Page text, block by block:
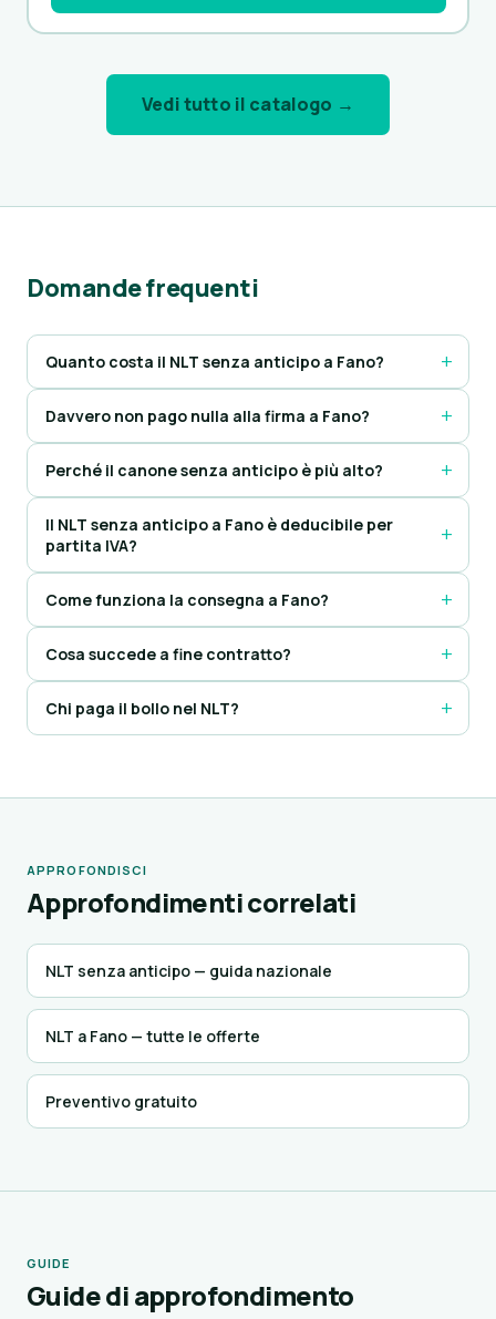
Vedi tutto il catalogo →
Domande frequenti
Quanto costa il NLT senza anticipo a Fano?
Davvero non pago nulla alla firma a Fano?
Perché il canone senza anticipo è più alto?
Il NLT senza anticipo a Fano è deducibile per
partita IVA?
Come funziona la consegna a Fano?
Cosa succede a fine contratto?
Chi paga il bollo nel NLT?
APPROFONDISCI
Approfondimenti correlati
NLT senza anticipo — guida nazionale
NLT a Fano — tutte le offerte
Preventivo gratuito
GUIDE
Guide di approfondimento